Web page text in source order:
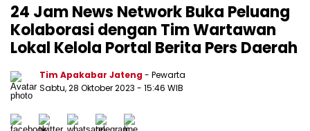
24 Jam News Network Buka Peluang
Kolaborasi dengan Tim Wartawan
Lokal Kelola Portal Berita Pers Daerah
Tim Apakabar Jateng- Pewarta
Sabtu, 28 Oktober 2023 - 15:46 WIB